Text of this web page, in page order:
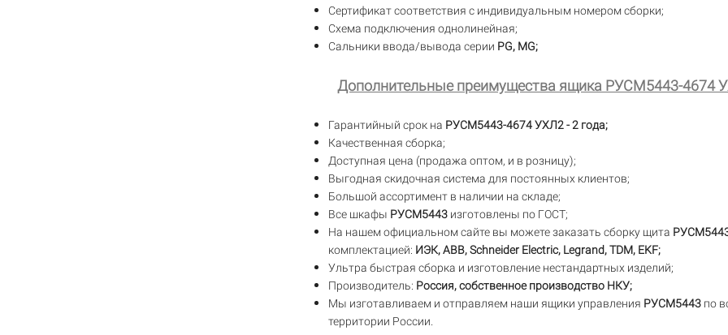
Сертификат соответствия с индивидуальным номером сборки;
Схема подключения однолинейная;
Сальники ввода/вывода серии PG, MG;
Дополнительные преимущества ящика РУСМ5443-4674
Гарантийный срок на РУСМ5443-4674 УХЛ2 - 2 года;
Качественная сборка;
Доступная цена (продажа оптом, и в розницу);
Выгодная скидочная система для постоянных клиентов;
Большой ассортимент в наличии на складе;
Все шкафы РУСМ5443 изготовлены по ГОСТ;
На нашем официальном сайте вы можете заказать сборку щита
комплектацией: ИЭК, ABB, Schneider Electric, Legrand, TDM, EKF;
Ультра быстрая сборка и изготовление нестандартных изделий;
Производитель: Россия, собственное производство НКУ;
Мы изготавливаем и отправляем наши ящики управления РУСМ5443 по
территории России.